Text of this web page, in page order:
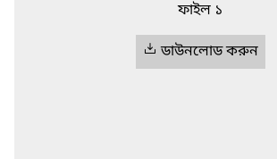
ফাইল ১
ডাউনলোড করুন